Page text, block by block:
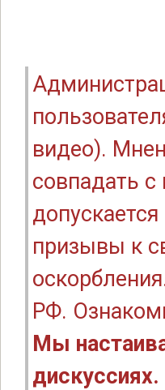
видео).
совпадать
призывы к
РФ.
Мы